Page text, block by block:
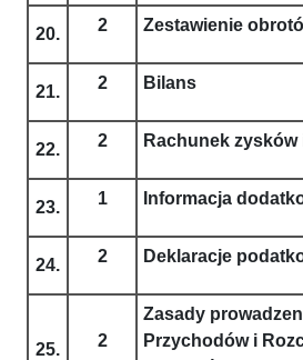
20. 2 Zestawienie
21. 2 Bilans
22. 2 Rachunek zysków
23. 1 Informacja
24. 2 Deklaracje
25. 2
Zasady
Przychodów i